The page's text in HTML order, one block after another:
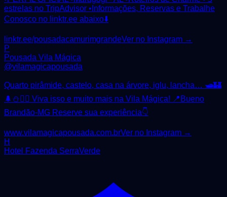
estrelas no TripAdvisor •Informações, Reservas e Trabalhe
Conosco no linktr.ee abaixo⬇️
linktr.ee/pousadacamurimgrandeVer no Instagram →
P
Pousada Vila Mágica
@vilamagicapousada
Quarto pirâmide, castelo, casa na árvore, iglu, lancha… 🛥️🏰
🌲⛄️🧙‍♀️ Viva isso e muito mais na Vila Mágica! 📍Bueno
Brandão-MG Reserve sua experiência👇
www.vilamagicapousada.com.brVer no Instagram →
H
Hotel Fazenda SerraVerde